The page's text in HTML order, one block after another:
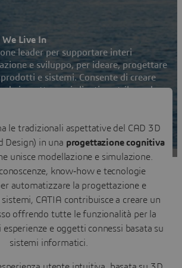
Live In
leader per supportare interi
e sviluppo, per ideare, progettare
e sistemi. Consente di creare
impatto per i clienti contribuendo
di utenti CATIA
le tradizionali aspettative del CAD 3D
Design) in una progettazione cognitiva
unisce modellazione e simulazione.
know‑how e tecnologie
automatizzare la progettazione e
sistemi, CATIA contribuisce a creare un
offrendo tutte le funzionalità per la
e oggetti connessi basata su
sistemi informatici.